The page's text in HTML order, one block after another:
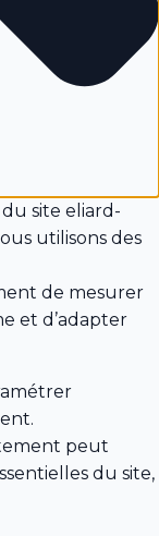
site eliard-
utilisons des
de mesurer
et d’adapter
peut
du site,